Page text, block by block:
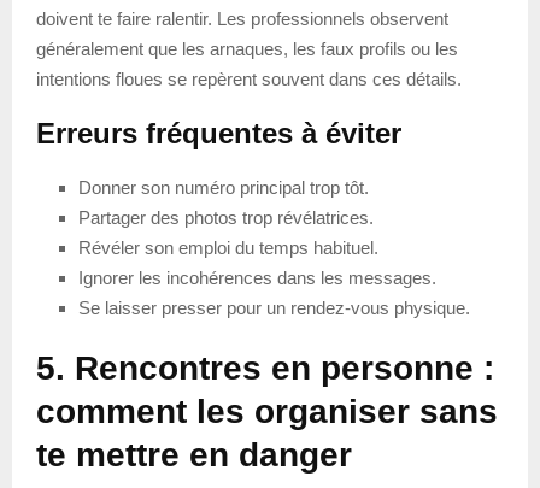
doivent te faire ralentir. Les professionnels observent
généralement que les arnaques, les faux profils ou les
intentions floues se repèrent souvent dans ces détails.
Erreurs fréquentes à éviter
Donner son numéro principal trop tôt.
Partager des photos trop révélatrices.
Révéler son emploi du temps habituel.
Ignorer les incohérences dans les messages.
Se laisser presser pour un rendez-vous physique.
5. Rencontres en personne :
comment les organiser sans
te mettre en danger